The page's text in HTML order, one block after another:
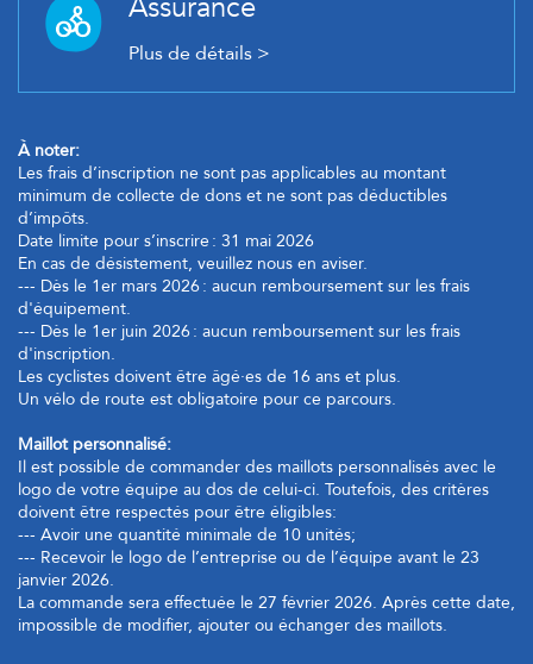
Assurance
Plus de détails >
À noter:
Les frais d’inscription ne sont pas applicables au montant
minimum de collecte de dons et ne sont pas déductibles
d’impôts.
Date limite pour s’inscrire : 31 mai 2026
En cas de désistement, veuillez nous en aviser.
--- Dès le 1er mars 2026 : aucun remboursement sur les frais
d'équipement.
--- Dès le 1er juin 2026 : aucun remboursement sur les frais
d'inscription.
Les cyclistes doivent être âgé·es de 16 ans et plus.
Un vélo de route est obligatoire pour ce parcours.
Maillot personnalisé:
Il est possible de commander des maillots personnalisés avec le
logo de votre équipe au dos de celui-ci. Toutefois, des critères
doivent être respectés pour être éligibles:
--- Avoir une quantité minimale de 10 unités;
--- Recevoir le logo de l’entreprise ou de l’équipe avant le 23
janvier 2026.
La commande sera effectuée le 27 février 2026. Après cette date,
impossible de modifier, ajouter ou échanger des maillots.